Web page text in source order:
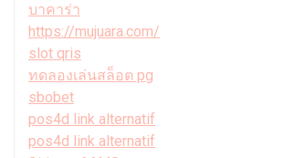
บาคาร่า
https://mujuara.com/
slot qris
ทดลองเล่นสล็อต pg
sbobet
pos4d link alternatif
pos4d link alternatif